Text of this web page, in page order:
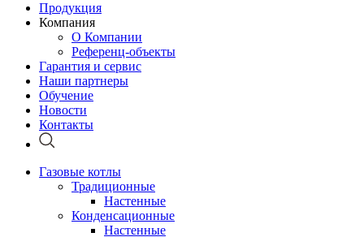
Продукция
Компания
О Компании
Референц-объекты
Гарантия и сервис
Наши партнеры
Обучение
Новости
Контакты
Газовые котлы
Традиционные
Настенные
Конденсационные
Настенные